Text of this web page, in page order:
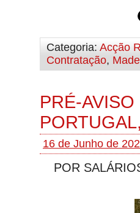
Categoria: Acção
Contratação,
PRÉ-
16 de Junho de
POR